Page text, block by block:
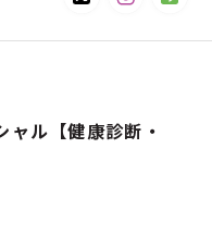
ャル【健康診断・